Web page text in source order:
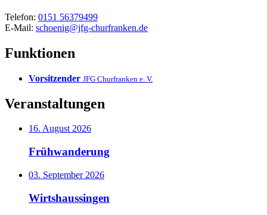
Telefon: 0151 56379499
E-Mail: schoenig@jfg-churfranken.de
Funktionen
Vorsitzender JFG Churfranken e. V.
Veranstaltungen
16. August 2026
Frühwanderung
03. September 2026
Wirtshaussingen